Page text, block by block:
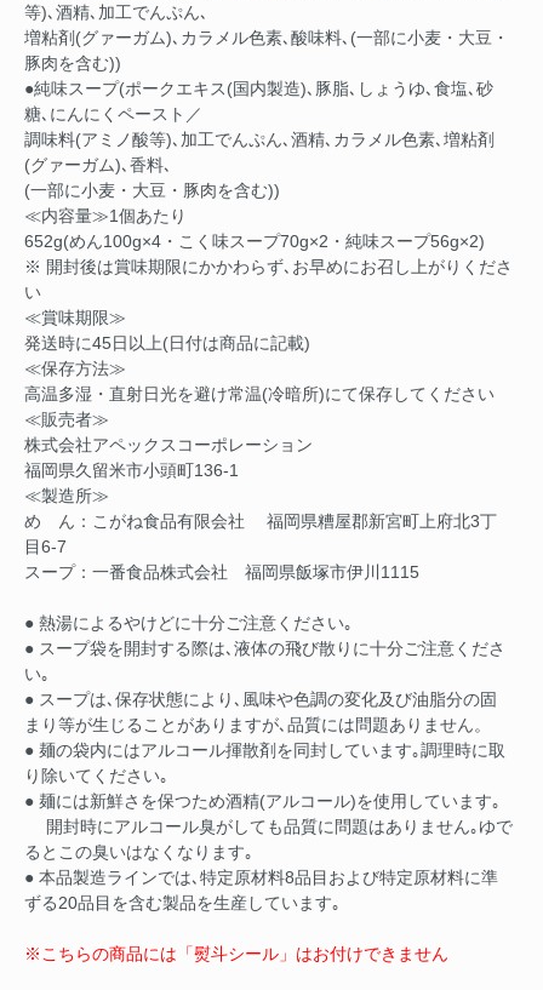
等)､酒精､加工でんぷん､
増粘剤(グァーガム)､カラメル色素､酸味料､(一部に小麦・大豆・
豚肉を含む))
●純味スープ(ポークエキス(国内製造)､豚脂､しょうゆ､食塩､砂
糖､にんにくペースト／
調味料(アミノ酸等)､加工でんぷん､酒精､カラメル色素､増粘剤
(グァーガム)､香料､
(一部に小麦・大豆・豚肉を含む))
≪内容量≫1個あたり
652g(めん100g×4・こく味スープ70g×2・純味スープ56g×2)
※ 開封後は賞味期限にかかわらず､お早めにお召し上がりくださ
い
≪賞味期限≫
発送時に45日以上(日付は商品に記載)
≪保存方法≫
高温多湿・直射日光を避け常温(冷暗所)にて保存してください
≪販売者≫
株式会社アペックスコーポレーション
福岡県久留米市小頭町136-1
≪製造所≫
め ん：こがね食品有限会社 福岡県糟屋郡新宮町上府北3丁
目6-7
スープ：一番食品株式会社 福岡県飯塚市伊川1115
● 熱湯によるやけどに十分ご注意ください｡
● スープ袋を開封する際は､液体の飛び散りに十分ご注意くださ
い｡
● スープは､保存状態により､風味や色調の変化及び油脂分の固
まり等が生じることがありますが､品質には問題ありません。
● 麺の袋内にはアルコール揮散剤を同封しています｡調理時に取
り除いてください｡
● 麺には新鮮さを保つため酒精(アルコール)を使用しています｡
開封時にアルコール臭がしても品質に問題はありません｡ゆで
るとこの臭いはなくなります｡
● 本品製造ラインでは､特定原材料8品目および特定原材料に準
ずる20品目を含む製品を生産しています｡
※こちらの商品には「熨斗シール」はお付けできません